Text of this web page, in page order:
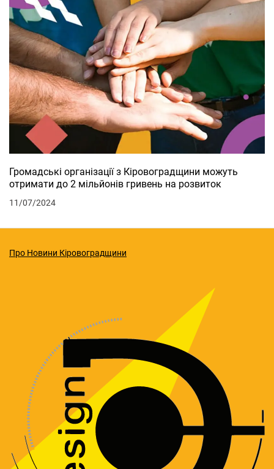
Громадські організації з Кіровоградщини можуть
отримати до 2 мільйонів гривень на розвиток
11/07/2024
Про Новини Кіровоградщини